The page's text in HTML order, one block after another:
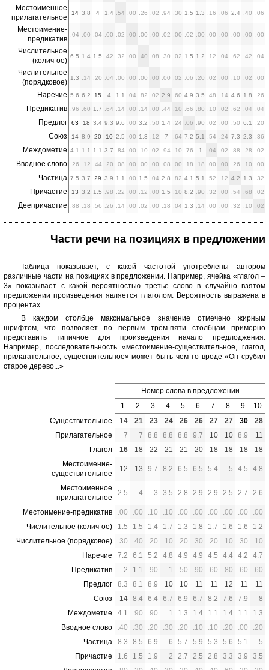
Местоименное
прилагательное
14 3.8 4 1.4 .54 .00 .26 .02 .94 .30 1.5 1.3 .16 .06 2.4 .40 .06
Местоимение-
предикатив
.04 .00 .04 .00 .02 .00 .00 .00 .02 .00 .02 .00 .00 .00 .00 .00 .00
Числительное
(колич-ое)
6.5 1.4 1.5 .42 .32 .00 .40 .08 .30 .02 1.5 1.2 .12 .04 .62 .42 .04
Числительное
(порядковое)
1.3 .14 .20 .04 .00 .00 .00 .00 .00 .02 .06 .20 .02 .00 .10 .02 .00
Наречие 5.6 6.2 15 4 1.1 .04 .82 .02 2.9 .60 4.9 3.5 .48 .14 4.6 1.8 .26
Предикатив .96 .60 1.7 .64 .14 .00 .14 .00 .44 .10 .66 .80 .10 .02 .62 .04 .04
Предлог 63 18 3.4 9.3 9.6 .00 3.2 .50 1.4 .24 .06 .90 .02 .00 .50 6.1 .20
Союз 14 8.9 20 10 2.5 .00 1.3 .12 7 .64 7.2 5.1 .54 .24 7.3 2.3 .36
Междометие 4.1 1.1 1.1 3.7 .84 .00 .10 .02 .94 .10 .76 1 .04 .02 .88 .28 .02
Вводное слово .26 .12 .44 .20 .08 .00 .00 .00 .08 .00 .18 .18 .00 .00 .26 .10 .00
Частица 7.5 3.7 29 3.9 1.1 .00 1.5 .04 2.8 .82 4.1 5.1 .52 .12 4.2 1.3 .32
Причастие 13 3.2 1.5 .98 .22 .00 .12 .00 1.5 .10 8.2 .90 .32 .00 .54 .68 .02
Деепричастие .88 .18 .56 .26 .14 .00 .02 .00 .18 .04 1.3 .14 .00 .00 .32 .10 .02
Части речи на позициях в предложении
Таблица показывает, с какой частотой употреблены автором
различные части на позициях в предложении. Например, ячейка «глагол –
3» показывает с какой вероятностью третье слово в случайно взятом
предложении произведения является глаголом. Вероятность выражена в
процентах.
В каждом столбце максимальное значение отмечено жирным
шрифтом, что позволяет по первым трём-пяти столбцам примерно
представить типичное для произведения начало предлоджения.
Например, последовательность «местоимение-существительное, глагол,
прилагательное, существительное» может быть чем-то вроде «Он срубил
старое дерево...»
Номер слова в предложении
1
2 3 4 5 6 7 8 9
10
Существительное
14 21 23 24 26 26 27 27 30
28
Прилагательное
7 7 8.8 8.8 8.8 9.7 10 10 8.9
11
Глагол
16 18 22 21 21 20 18 18 18
18
Местоимение-
существительное
12 13 9.7 8.2 6.5 6.5 5.4 5 4.5 4.8
Местоименное
прилагательное
2.5 4 3 3.5 2.8 2.9 2.9 2.5 2.7 2.6
Местоимение-предикатив .00 .00 .10 .10 .00 .00 .00 .00 .00
.00
Числительное (колич-ое)
1.5 1.5 1.4 1.7 1.3 1.8 1.7 1.6 1.6
1.2
Числительное (порядковое)
.30 .40 .20 .10 .20 .30 .20 .10 .30
.10
Наречие
7.2 6.1 5.2 4.8 4.9 4.9 4.5 4.4 4.2
4.7
Предикатив
2 1.1 .90 1 .50 .90 .60 .80 .60
.60
Предлог
8.3 8.1 8.9 10 10 11 11 12 11
11
Союз
14 8.4 6.4 6.7 6.9 6.7 8.2 7.6 7.9
8
Междометие
4.1 .90 .90 1 1.3 1.4 1.1 1.4 1.1
1.3
Вводное слово
.40 .30 .20 .30 .20 .10 .10 .20 .00
.20
Частица
8.3 8.5 6.9 6 5.7 5.9 5.3 5.6 5.1
5
Причастие
1.6 1.5 1.9 2 2.7 2.5 2.8 3.3 3.9
3.5